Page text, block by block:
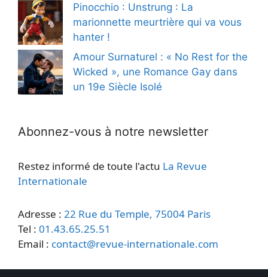
Pinocchio : Unstrung : La
marionnette meurtrière qui va vous
hanter !
Amour Surnaturel : « No Rest for the
Wicked », une Romance Gay dans
un 19e Siècle Isolé
Abonnez-vous à notre newsletter
Restez informé de toute l'actu La Revue
Internationale
Adresse : 22 Rue du Temple, 75004 Paris
Tel : 01.43.65.25.51
Email : contact@revue-internationale.com